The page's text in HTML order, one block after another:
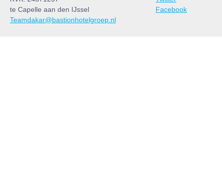
te Capelle aan den IJssel
Teamdakar@bastionhotelgroep.nl
Facebook